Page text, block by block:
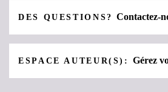
DES QUESTIONS?Contactez-
ESPACE AUTEUR(S):Gérez